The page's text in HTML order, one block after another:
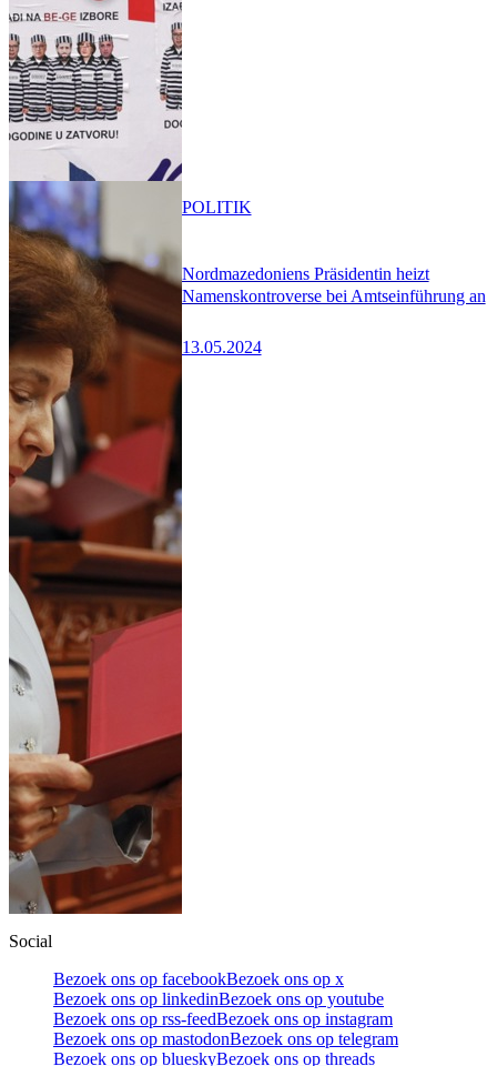
Nordmazedoniens Präsidentin heizt
Namenskontroverse bei Amtseinführung an
13.05.2024
POLITIK
Social
Bezoek ons op facebookBezoek ons op x
Bezoek ons op linkedinBezoek ons op youtube
Bezoek ons op rss-feedBezoek ons op instagram
Bezoek ons op mastodonBezoek ons op telegram
Bezoek ons op blueskyBezoek ons op threads